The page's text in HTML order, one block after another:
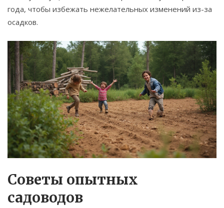
года, чтобы избежать нежелательных изменений из-за
осадков.
Советы опытных
садоводов